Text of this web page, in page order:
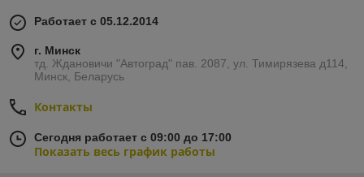
Работает с 05.12.2014
г. Минск
тд. Ждановичи "Автоград" пав. 2087, ул. Тимирязева д114,
Минск, Беларусь
Контакты
Сегодня работает с 09:00 до 17:00
Показать весь график работы